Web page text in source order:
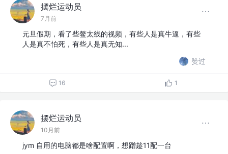
摆烂运动员
7月前
元旦假期，看了些鳌太线的视频，有些人是真牛逼，有些
人是真不怕死，有些人是真无知...
赞过
16 1
摆烂运动员
10月前
jym 自用的电脑都是啥配置啊，想蹭趁11配一台